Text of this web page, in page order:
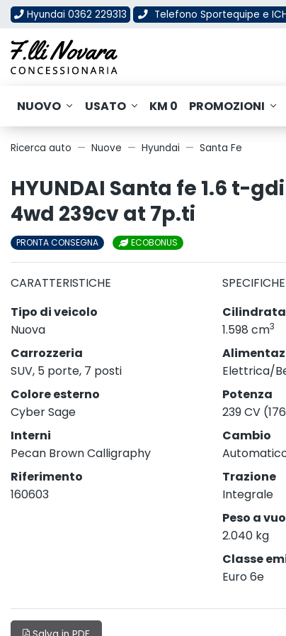
Hyundai 0362 229313 Telefono Sportequipe e
NUOVO USATO KM 0 PROMOZIONI
Ricerca auto Nuove Hyundai Santa Fe
HYUNDAI Santa fe 1.6 t-
4wd 239cv at 7p.ti
PRONTA CONSEGNA ECOBONUS
CARATTERISTICHE
Tipo di veicolo
Nuova
Carrozzeria
SUV, 5 porte, 7 posti
Colore esterno
Cyber Sage
Interni
Pecan Brown Calligraphy
Riferimento
160603
Cilindrata
1.598 cm3
Elettrica/
Potenza
239 CV
Cambio
Trazione
Integrale
Peso a
2.040 kg
Classe
Euro 6e